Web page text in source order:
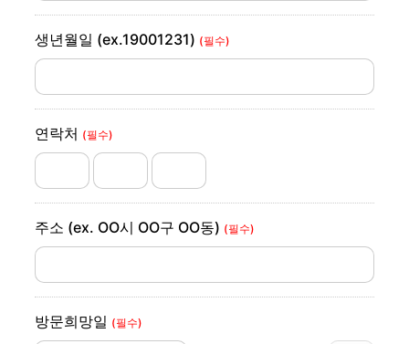
- 수집한 개인정보는 본인 확인 및 [방문 예약, 모델하우
활용됩니다.
2. 수집하고자 하는 개인정보 항목
3. 개인정보의 보유 및 이용 기간
4. 개인정보 제공 및 공유
- 신청자가 제공한 모든 정보는 상기 목적 외의 용도로
를 요청합니다.
5. 개인정보의 수집 및 이용에 관한 동의 거부
- 개인정보 수집 및 이용 동의를 거부할 수 있으나, 동의
하지 않을 시 정보 제공이 제한될 수 있습니다.
생년월일 (ex.19001231) (필수)
연락처 (필수)
주소 (ex. OO시 OO구 OO동) (필수)
방문희망일 (필수)